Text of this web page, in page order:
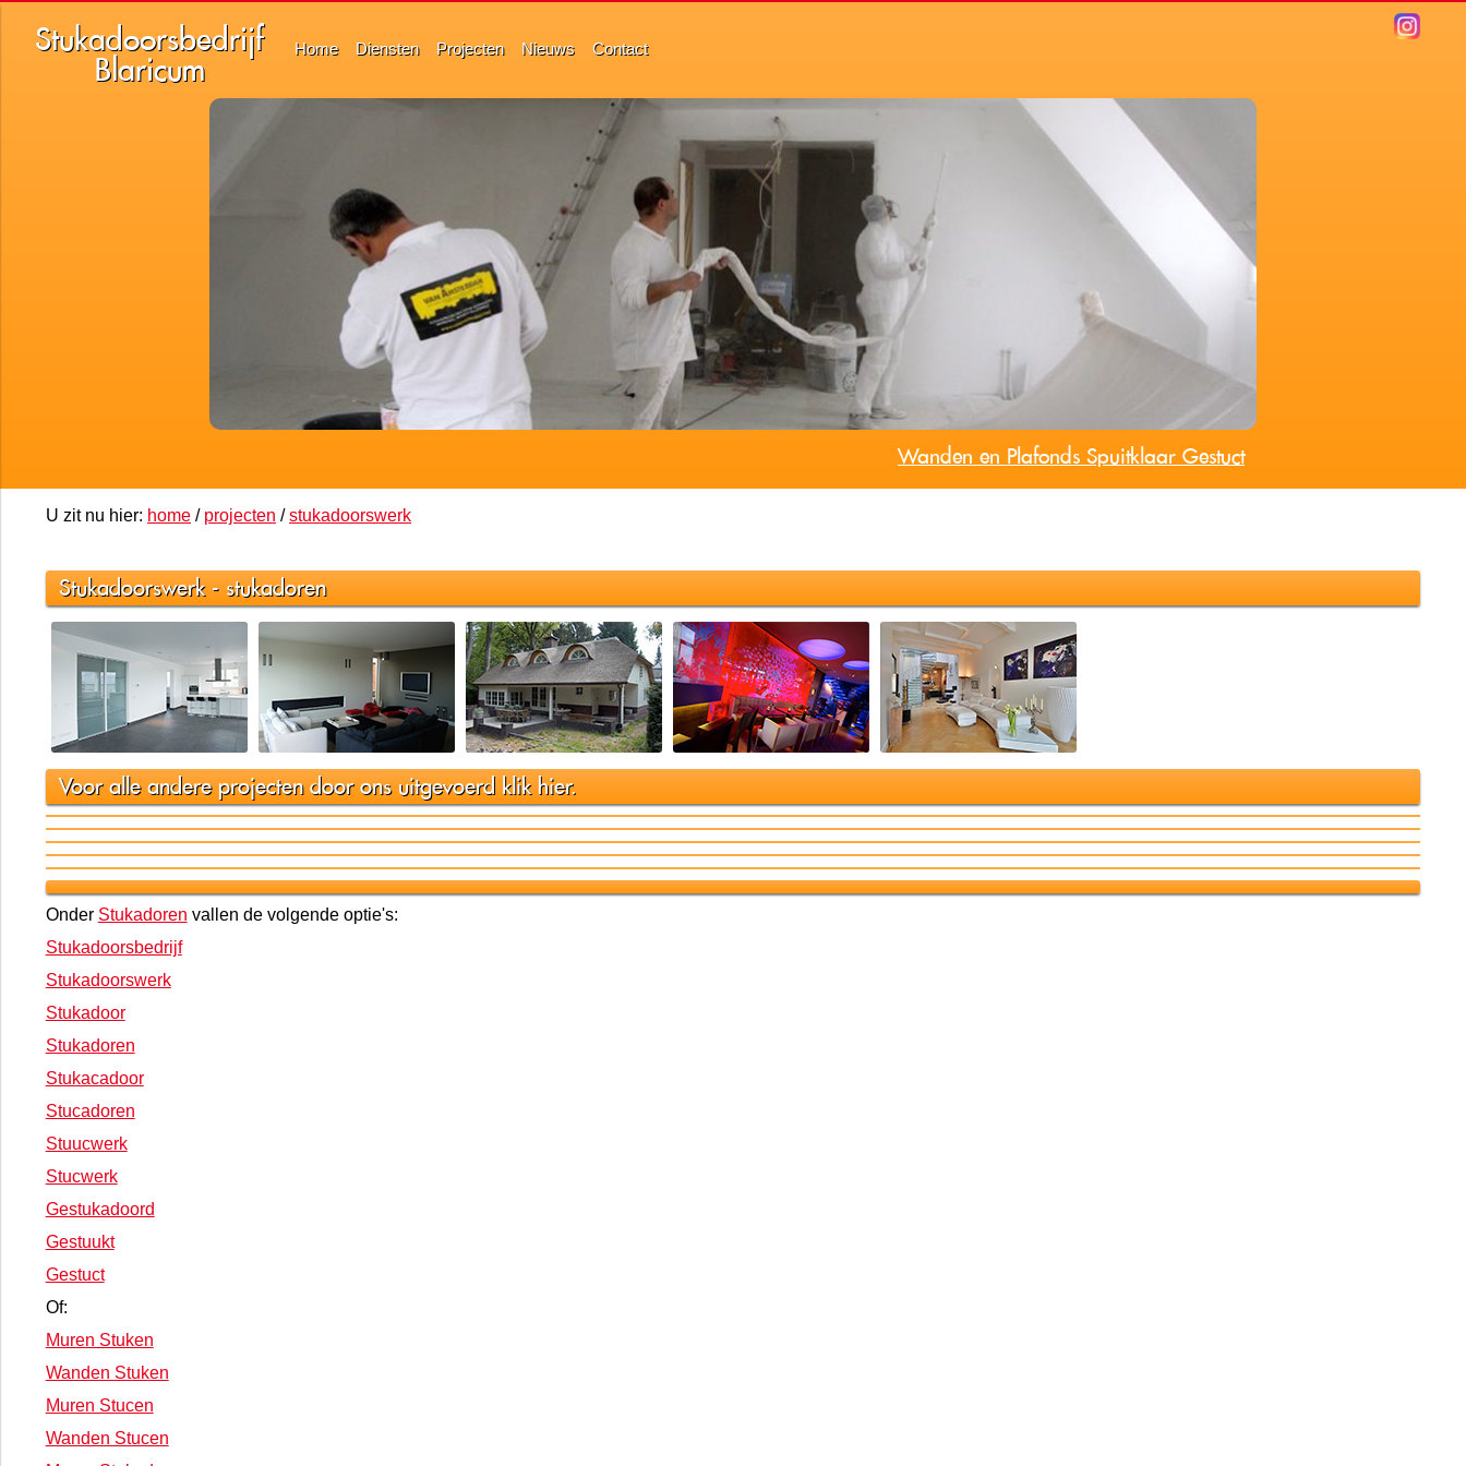
Stukadoorsbedrijf
Blaricum
Home Diensten Projecten Nieuws Contact
Wanden en Plafonds Spuitklaar Gestuct
U zit nu hier: home / projecten /stukadoorswerk
Stukadoorswerk - stukadoren
Voor alle andere projecten door ons uitgevoerd klik hier.
Onder Stukadoren vallen de volgende optie's:
Stukadoorsbedrijf
Stukadoorswerk
Stukadoor
Stukadoren
Stukacadoor
Stucadoren
Stuucwerk
Stucwerk
Gestukadoord
Gestuukt
Gestuct
Of:
Muren Stuken
Wanden Stuken
Muren Stucen
Wanden Stucen